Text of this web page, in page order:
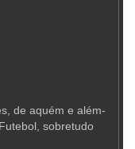
de aquém e além-
sobretudo